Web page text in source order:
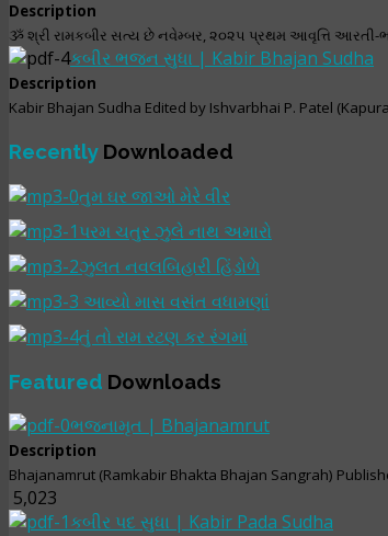
Description
ૐ શ્રી રામકબીર સત્ય છે નવેમ્બર, ૨૦૨૫ પ્રથમ આવૃત્તિ આરતી-
કબીર ભજન સુધા | Kabir Bhajan Sudha
Description
Kabir Bhajan Sudha Edited by Ishvarbhai P. Patel
Recently Downloaded
તુમ ઘર જાઓ મેરે વીર
પરમ ચતુર ઝુલે નાથ અમારો
ઝુલત નવલબિહારી હિંડોળે
આવ્યો માસ વસંત વધામણાં
તું તો રામ રટણ કર રંગમાં
Featured Downloads
ભજનામૃત | Bhajanamrut
Description
Bhajanamrut (Ramkabir Bhakta Bhajan Sangrah)
5,023
કબીર પદ સુધા | Kabir Pada Sudha